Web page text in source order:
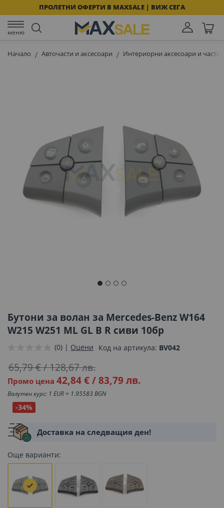
ПРОЛЕТНИ ОФЕРТИ В MAXSALE | ВИЖ СЕГА
меню
Начало Авточасти и аксесоари Интериорни аксесоари и части
изображенията
началото
на
галерия
Бутони за волан за Mercedes-Benz W164
W215 W251 ML GL B R сиви 10бр
(0) | Оцени Код на артикула BV042
Промо цена 42,84 €/83,79 лв.
65,79 €/128,67 лв.
Валутен курс: 1 EUR = 1.95583 BGN
-34%
Доставка на следващия ден!
Още варианти: